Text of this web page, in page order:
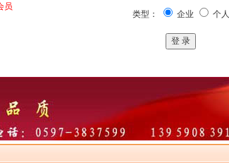
员
类型： 企业 个人